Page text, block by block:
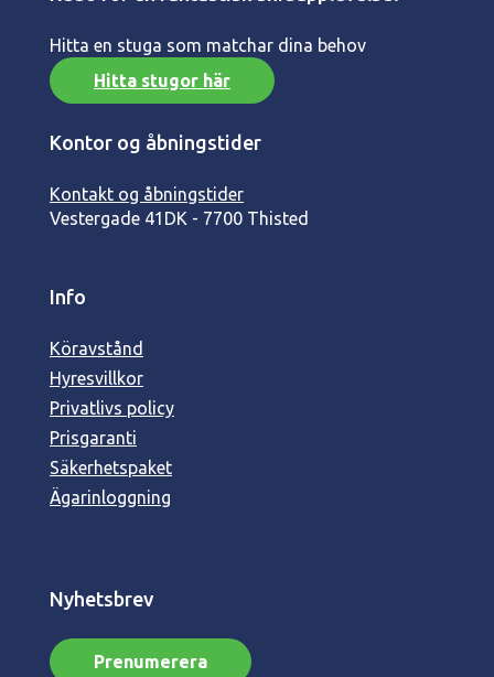
Hitta en stuga som matchar dina behov
Hitta stugor här
Kontor og åbningstider
Kontakt og åbningstider
Vestergade 41 DK - 7700 Thisted
Info
Köravstånd
Hyresvillkor
Privatlivs policy
Prisgaranti
Säkerhetspaket
Ägarinloggning
Nyhetsbrev
Prenumerera